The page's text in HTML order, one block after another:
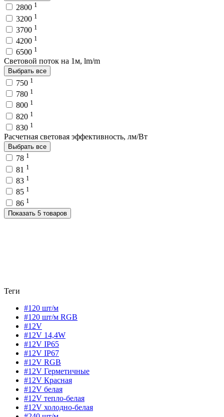
2800 1
3200 1
3700 1
4200 1
6500 1
Световой поток на 1м, lm/m
Выбрать все
750 1
780 1
800 1
820 1
830 1
Расчетная световая эффективность, лм/Вт
Выбрать все
78 1
81 1
83 1
85 1
86 1
Показать 5 товаров
Теги
#120 шт/м
#120 шт/м RGB
#12V
#12V 14,4W
#12V IP65
#12V IP67
#12V RGB
#12V Герметичные
#12V Красная
#12V белая
#12V тепло-белая
#12V холодно-белая